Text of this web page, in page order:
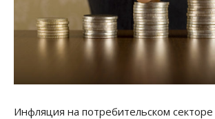
Инфляция на потребительском